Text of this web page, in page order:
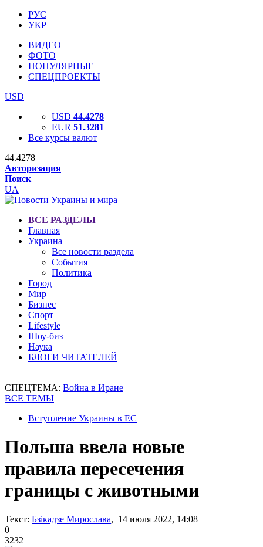
РУС
УКР
ВИДЕО
ФОТО
ПОПУЛЯРНЫЕ
СПЕЦПРОЕКТЫ
USD
USD 44.4278
EUR 51.3281
Все курсы валют
44.4278
Авторизация
Поиск
UA
ВСЕ РАЗДЕЛЫ
Главная
Украина
Все новости раздела
События
Политика
Город
Мир
Бизнес
Спорт
Lifestyle
Шоу-биз
Наука
БЛОГИ ЧИТАТЕЛЕЙ
СПЕЦТЕМА: Война в Иране
ВСЕ ТЕМЫ
Вступление Украины в ЕС
Польша ввела новые
правила пересечения
границы с животными
Текст: Бзікадзе Мирослава, 14 июля 2022, 14:08
0
3232